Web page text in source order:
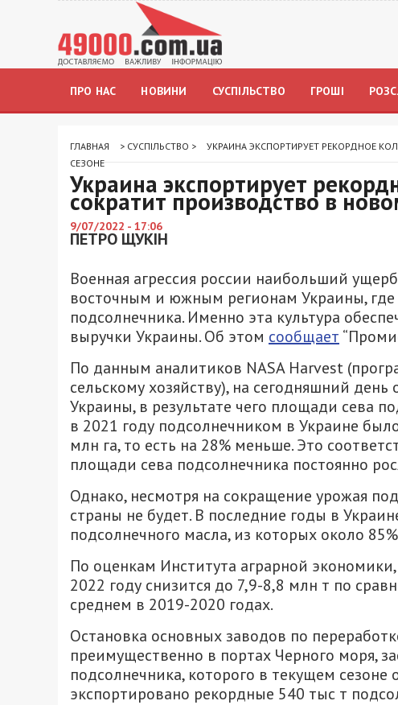
ПРО НАС НОВИНИ СУСПІЛЬСТВО ГРОШІ
ГЛАВНАЯ > СУСПІЛЬСТВО >
УКРАИНА ЭКСПОРТИРУЕТ РЕКОРДНОЕ
СЕЗОНЕ
Украина экспортирует
сократит производство в
9/07/2022 - 17:06
ПЕТРО ЩУКІН
Военная агрессия россии наибольший
восточным и южным регионам Украины,
подсолнечника. Именно эта культура
выручки Украины. Об этом сообщает
По данным аналитиков NASA Harvest
сельскому хозяйству), на сегодняшний
Украины, в результате чего площади сева
в 2021 году подсолнечником в Украине
млн га, то есть на 28% меньше. Это
площади сева подсолнечника постоянно
Однако, несмотря на сокращение урожая
страны не будет. В последние годы в
подсолнечного масла, из которых около
По оценкам Института аграрной
2022 году снизится до 7,9-8,8 млн т по
среднем в 2019-2020 годах.
Остановка основных заводов по
преимущественно в портах Черного моря,
подсолнечника, которого в текущем
экспортировано рекордные 540 тыс т